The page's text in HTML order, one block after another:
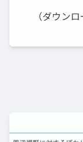
（ダウン